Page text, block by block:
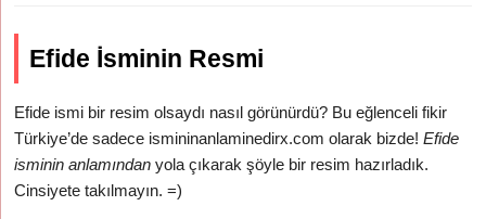
Efide İsminin Resmi
Efide ismi bir resim olsaydı nasıl görünürdü? Bu eğlenceli fikir
Türkiye’de sadece ismininanlaminedirx.com olarak bizde!Efide
isminin anlamından yola çıkarak şöyle bir resim hazırladık.
Cinsiyete takılmayın. =)